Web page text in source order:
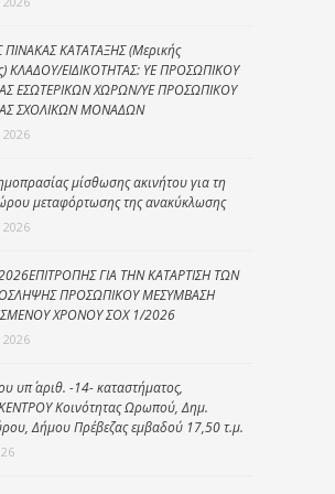
ΚΑΤΑΤΑΞΗΣ (Μερικής
ΚΛΑΔΟΥ/ΕΙΔΙΚΟΤΗΤΑΣ: ΥΕ ΠΡΟΣΩΠΙΚΟΥ
ΕΣΩΤΕΡΙΚΩΝ ΧΩΡΩΝ/ΥΕ ΠΡΟΣΩΠΙΚΟΥ
ΣΧΟΛΙΚΩΝ ΜΟΝΑΔΩΝ
μίσθωσης ακινήτου για τη
μεταφόρτωσης της ανακύκλωσης
ΓΙΑ ΤΗΝ ΚΑΤΑΡΤΙΣΗ ΤΩΝ
ΠΡΟΣΩΠΙΚΟΥ ΜΕΣΥΜΒΑΣΗ
ΧΡΟΝΟΥ ΣΟΧ 1/2026
υπ΄ αριθ. -14- καταστήματος,
Κοινότητας Ωρωπού, Δημ.
Δήμου Πρέβεζας εμβαδού 17,50 τ.μ.